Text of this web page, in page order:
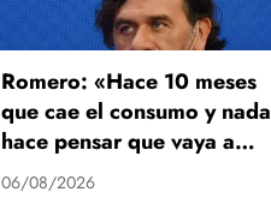
Romero: «Hace 10 meses
que cae el consumo y nada
hace pensar que vaya a
repuntar»
06/08/2026